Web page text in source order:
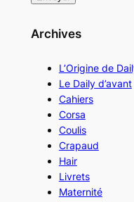
Archives
L’Origine de
Le Daily d’avant
Cahiers
Corsa
Coulis
Crapaud
Hair
Livrets
Maternité